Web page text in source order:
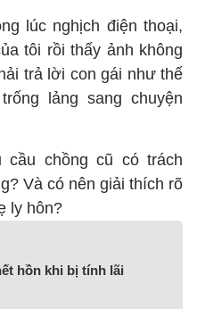
lúc nghịch điện thoại,
tôi rồi thấy ảnh không
trả lời con gái như thế
lảng sang chuyện
chồng cũ có trách
Và có nên giải thích rõ
ly hôn?
hồn khi bị tính lãi